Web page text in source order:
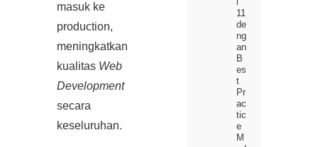
masuk ke
production,
meningkatkan
kualitas Web
Development
secara
keseluruhan.
11
de
ng
an
B
es
t
Pr
ac
tic
e
M